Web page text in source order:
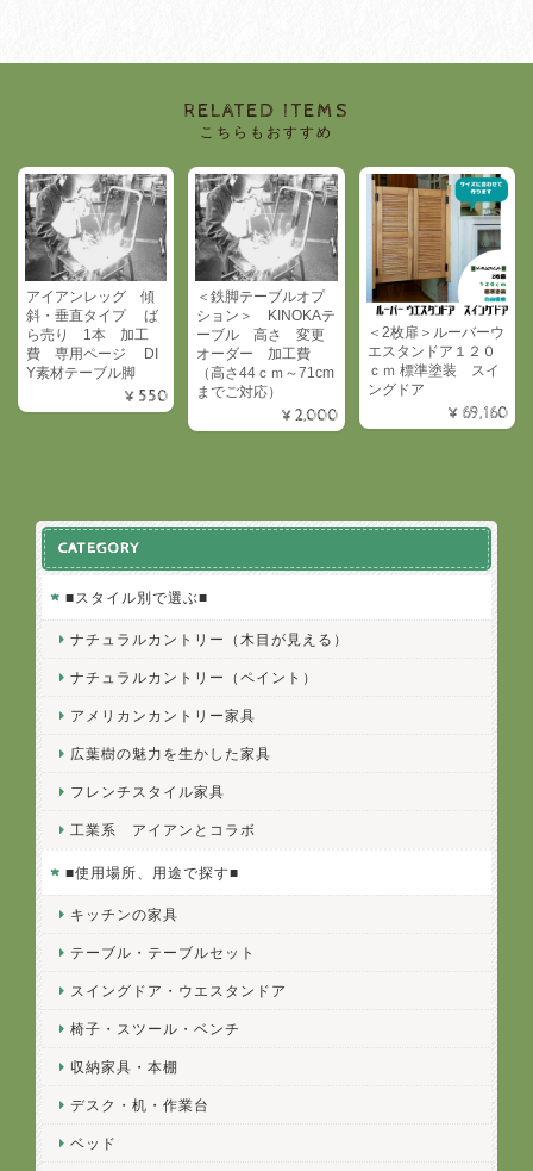
RELATED ITEMS
こちらもおすすめ
アイアンレッグ 傾
斜・垂直タイプ ば
ら売り 1本 加工
費 専用ページ DI
Y素材テーブル脚
¥550
＜鉄脚テーブルオプ
ション＞ KINOKAテ
ーブル 高さ 変更
オーダー 加工費
（高さ44ｃｍ～71cm
までご対応）
¥2,000
＜2枚扉＞ルーバーウ
エスタンドア１２０
ｃｍ 標準塗装 スイ
ングドア
¥69,160
CATEGORY
■スタイル別で選ぶ■
ナチュラルカントリー（木目が見える）
ナチュラルカントリー（ペイント）
アメリカンカントリー家具
広葉樹の魅力を生かした家具
フレンチスタイル家具
工業系 アイアンとコラボ
■使用場所、用途で探す■
キッチンの家具
テーブル・テーブルセット
スイングドア・ウエスタンドア
椅子・スツール・ベンチ
収納家具・本棚
デスク・机・作業台
ベッド